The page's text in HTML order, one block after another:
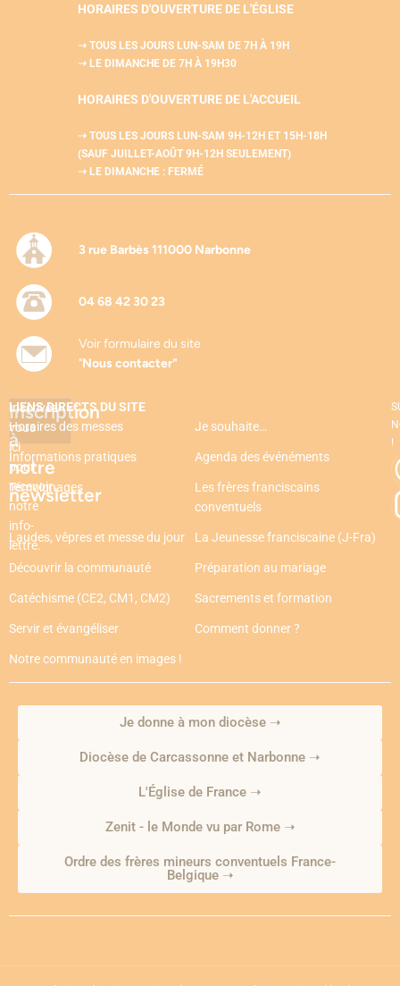
HORAIRES D'OUVERTURE DE L'ÉGLISE
➝ TOUS LES JOURS LUN-SAM DE 7H À 19H
➝ LE DIMANCHE DE 7H À 19H30
HORAIRES D'OUVERTURE DE L'ACCUEIL
➝ TOUS LES JOURS LUN-SAM 9H-12H ET 15H-18H
(SAUF JUILLET-AOÛT 9H-12H SEULEMENT)
➝ LE DIMANCHE : FERMÉ
3 rue Barbès 111000 Narbonne
04 68 42 30 23
Voir formulaire du site
"Nous contacter"
Inscription
à
notre
newsletter
Inscrivez-
vous
ici
pour
recevoir
notre
info-
lettre.
LIENS DIRECTS DU SITE
Horaires des messes
Je souhaite…
Informations pratiques Agenda des événéments
Témoignages
Les frères franciscains
conventuels
Laudes, vêpres et messe du jour La Jeunesse franciscaine (J-Fra)
Découvrir la communauté Préparation au mariage
Catéchisme (CE2, CM1, CM2) Sacrements et formation
Servir et évangéliser Comment donner ?
Notre communauté en images !
Je donne à mon diocèse ➝
Diocèse de Carcassonne et Narbonne ➝
L'Église de France ➝
Zenit - le Monde vu par Rome ➝
Ordre des frères mineurs conventuels France-
Belgique ➝
!